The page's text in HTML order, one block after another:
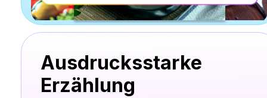
Ausdrucksstarke
Erzählung